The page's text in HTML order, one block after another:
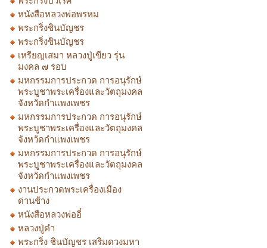
หนังสือหลวงพ่อพรหม
พระกริ่งชินบัญชร
พระกริ่งชินบัญชร
เหรียญเสมา หลวงปู่เขียว รุ่น
มงคล ๗ รอบ
มหกรรมการประกวด การอนุรักษ์
พระบูชาพระเครื่องและวัตถุมงคล
จังหวัดกำแพงเพชร
มหกรรมการประกวด การอนุรักษ์
พระบูชาพระเครื่องและวัตถุมงคล
จังหวัดกำแพงเพชร
มหกรรมการประกวด การอนุรักษ์
พระบูชาพระเครื่องและวัตถุมงคล
จังหวัดกำแพงเพชร
งานประกวดพระเครื่องเมือง
ด่านช้าง
หนังสือหลวงพ่ออี๋
หลวงปู่คำ
พระกริ่ง ชินบัญชร เสริมดวงมหา